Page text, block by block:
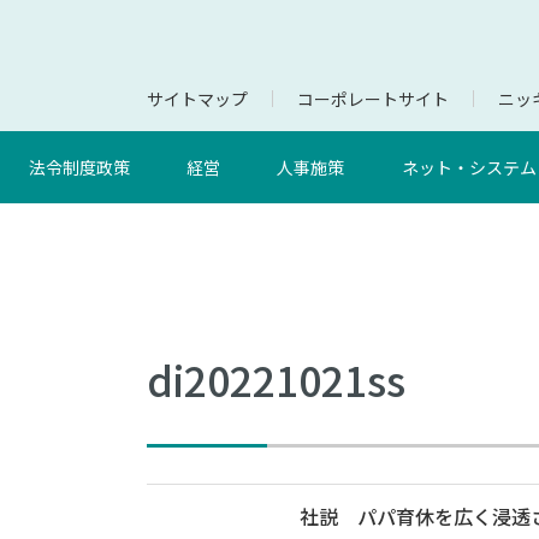
サイトマップ コーポレートサイト ニッ
法令制度政策 経営 人事施策 ネット・システム
di20221021ss
社説 パパ育休を広く浸透